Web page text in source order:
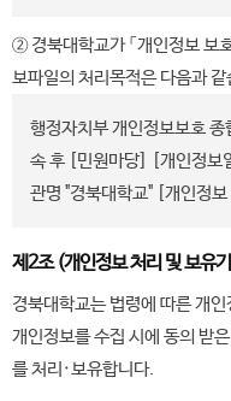
② 경북대학교가 「개인정보 보
보파일의 처리목적은 다음과 같
행정자치부 개인정보보호
속 후 [민원마당] [개인정보
관명 "경북대학교" [ 개인정보
제2조 (개인정보 처리 및 보유
경북대학교는 법령에 따른 개
개인정보를 수집 시에 동의 받
를 처리·보유합니다.